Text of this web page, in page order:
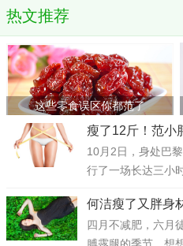
热文推荐
这些零食误区你都范了
瘦了12斤！范小
10月2日，身处巴
行了一场长达三小
何洁瘦了又胖身
四月不减肥，六月